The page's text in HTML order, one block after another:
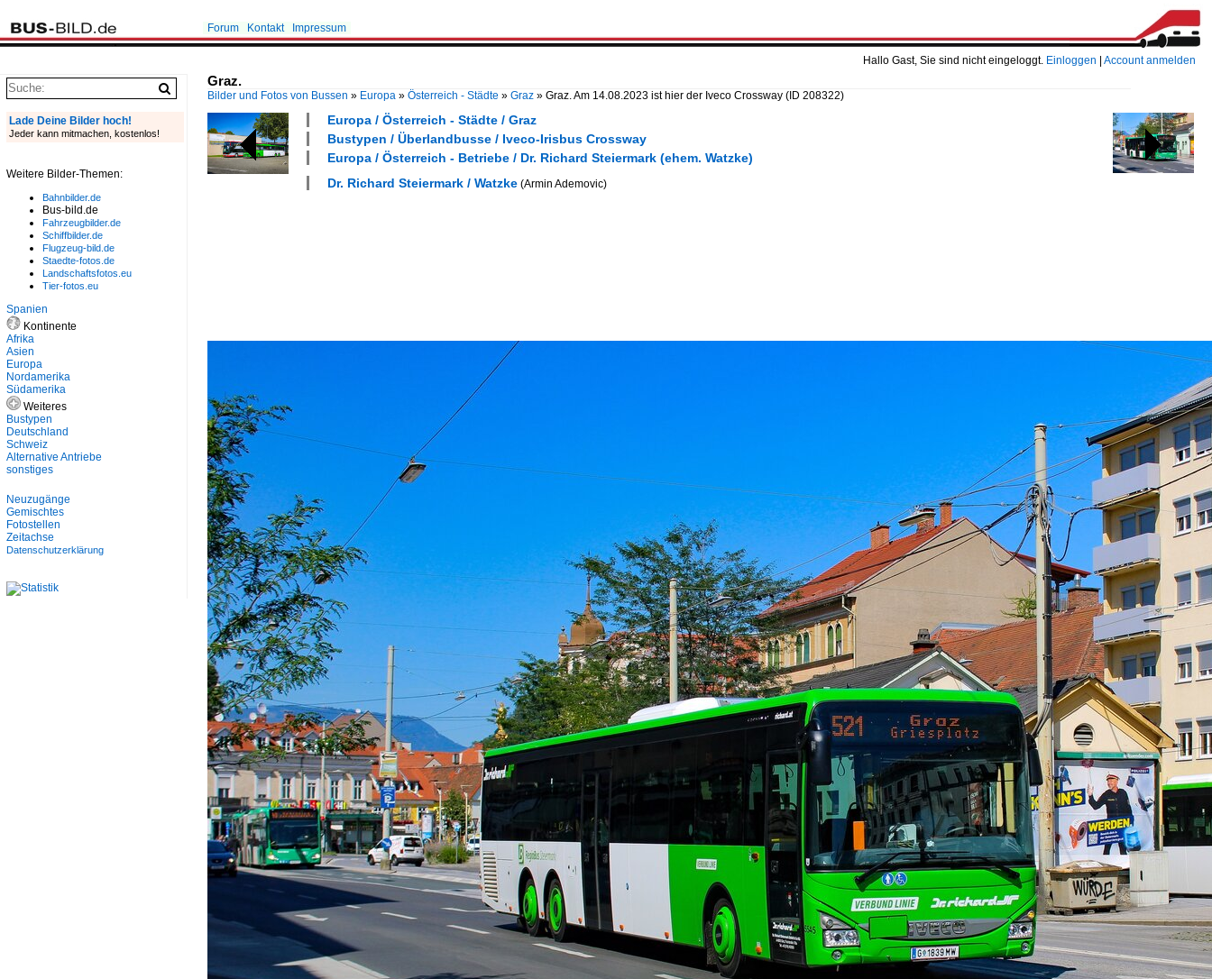
Hallo Gast, Sie sind nicht eingeloggt. Einloggen Account anmelden
Forum Kontakt Impressum
Graz.
Bilder und Fotos von Bussen » Europa » Österreich - Städte » Graz » Graz. Am 14.08.2023 ist hier der Iveco Crossway (ID 208322)
Europa / Österreich - Städte / Graz
Bustypen / Überlandbusse / Iveco-Irisbus Crossway
Europa / Österreich - Betriebe / Dr. Richard Steiermark (ehem. Watzke)
Dr. Richard Steiermark / Watzke (Armin Ademovic)
Lade Deine Bilder hoch!
Jeder kann mitmachen, kostenlos!
Weitere Bilder-Themen:
Bahnbilder.de
Bus-bild.de
Fahrzeugbilder.de
Schiffbilder.de
Flugzeug-bild.de
Staedte-fotos.de
Landschaftsfotos.eu
Tier-fotos.eu
Spanien
Kontinente
Afrika
Asien
Europa
Nordamerika
Südamerika
Weiteres
Bustypen
Deutschland
Schweiz
Alternative Antriebe
sonstiges
Neuzugänge
Gemischtes
Fotostellen
Zeitachse
Datenschutzerklärung